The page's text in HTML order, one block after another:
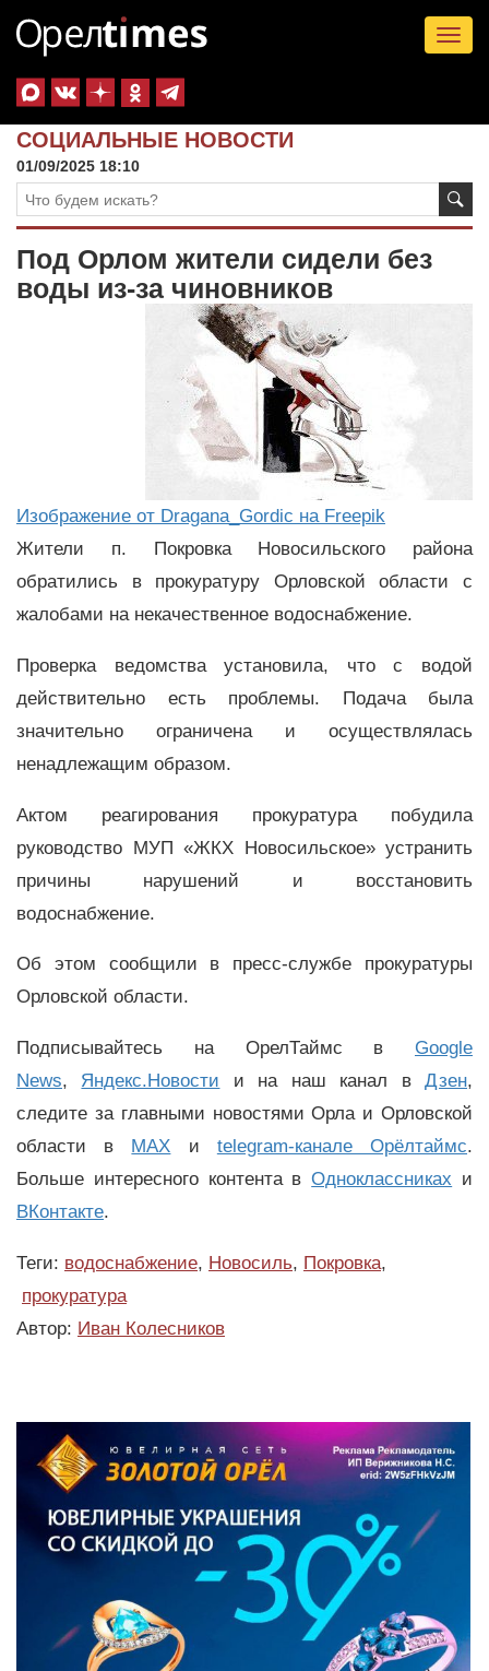
СОЦИАЛЬНЫЕ НОВОСТИ
01/09/2025 18:10
Под Орлом жители сидели без
воды из-за чиновников
Изображение от Dragana_Gordic на Freepik
Жители п. Покровка Новосильского района
обратились в прокуратуру Орловской области с
жалобами на некачественное водоснабжение.
Проверка ведомства установила, что с водой
действительно есть проблемы. Подача была
значительно ограничена и осуществлялась
ненадлежащим образом.
Актом реагирования прокуратура побудила
руководство МУП «ЖКХ Новосильское» устранить
причины нарушений и восстановить
водоснабжение.
Об этом сообщили в пресс-службе прокуратуры
Орловской области.
Подписывайтесь на ОрелТаймс в Google
News, Яндекс.Новости и на наш канал вДзен,
следите за главными новостями Орла и Орловской
области в MAX и telegram-канале Орёлтаймс.
Больше интересного контента вОдноклассниках и
ВКонтакте.
Теги: водоснабжение, Новосиль, Покровка,
прокуратура
Автор: Иван Колесников